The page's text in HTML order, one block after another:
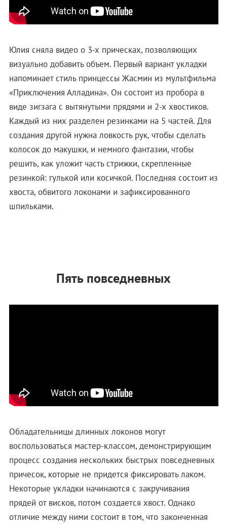
Юлия сняла видео о 3-х прическах, позволяющих
визуально добавить объем. Первый вариант укладки
напоминает стиль принцессы Жасмин из мультфильма
«Приключения Алладина». Он состоит из пробора в
виде зигзага с вытянутыми прядями и 2-х хвостиков.
Каждый из них разделен резинками на 5 частей. Для
создания другой нужна ловкость рук, чтобы сделать
колосок до макушки, и немного фантазии, чтобы
решить, как уложит часть стрижки, скрепленные
резинкой: гулькой или косичкой. Последняя состоит из
хвоста, обвитого локонами и зафиксированного
шпильками.
Пять повседневных
Обладательницы длинных локонов могут
воспользоваться мастер-классом, демонстрирующим
процесс создания нескольких быстрых повседневных
причесок, которые не придется фиксировать лаком.
Некоторые укладки начинаются с закручивания
прядей от висков, потом создается хвост. Однако
отличие между ними состоит в том, что законченная